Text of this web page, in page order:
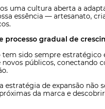
uma cultura aberta a
essência — artesanato,
processo gradual de
sido sempre estratégico
novos públicos, conectando
estratégia de expansão
da marca e